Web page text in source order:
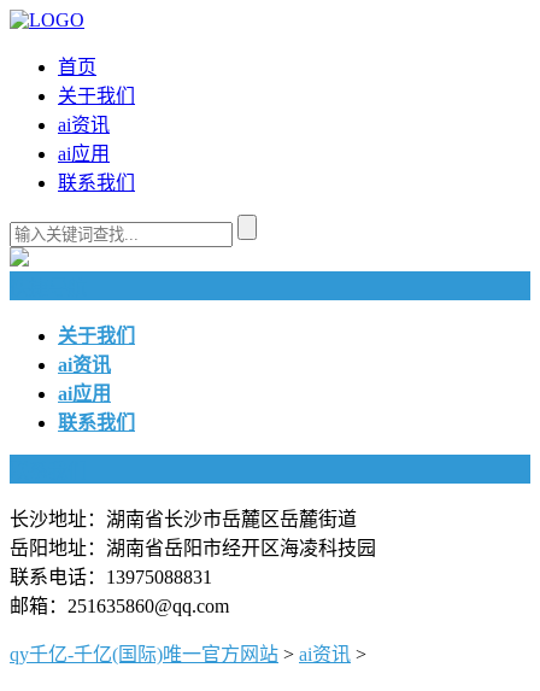
首页
关于我们
ai资讯
ai应用
联系我们
关于我们
ai资讯
ai应用
联系我们
长沙地址：湖南省长沙市岳麓区岳麓街道
岳阳地址：湖南省岳阳市经开区海凌科技园
联系电话：13975088831
邮箱：251635860@qq.com
qy千亿-千亿(国际)唯一官方网站 > ai资讯 >